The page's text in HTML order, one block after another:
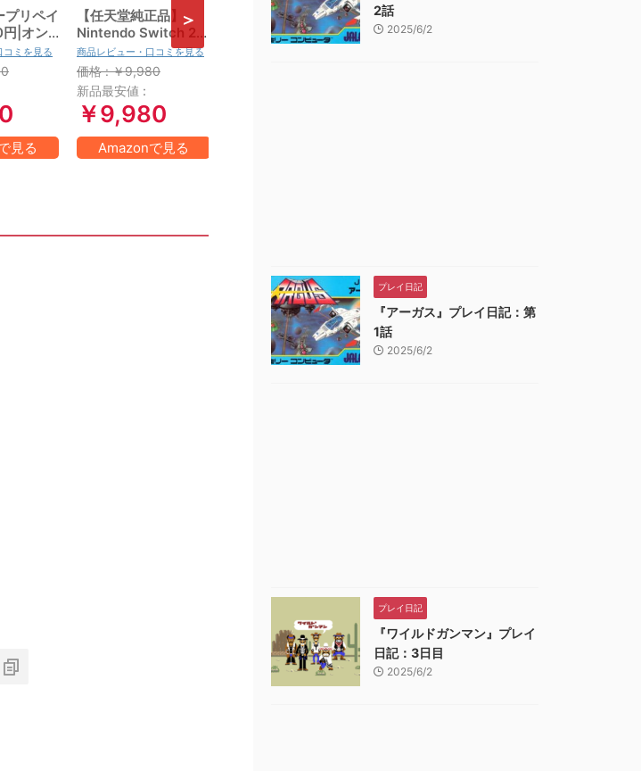
プリペイ
円|オン
版
コミを見る
見る
【任天堂純正品】
Nintendo Switch 2
Proコントローラー
【Amazon.co.jp限定
特典】Nintendo
Switch 2 ロゴデザイ
ンステッカー 同梱
商品レビュー・口コミを見る
価格 : ￥9,980
新品最安値 :
￥9,980
Amazonで見る
桃太郎電鉄2 ~あなた
の町も きっとある~
Nintendo Switch 2
Pokémon LEGENDS
Z-A Nintendo
2話
2025/6/2
プレイ日記
『アーガス』プレイ日記：第
1話
2025/6/2
プレイ日記
『ワイルドガンマン』プレイ
日記：3日目
2025/6/2